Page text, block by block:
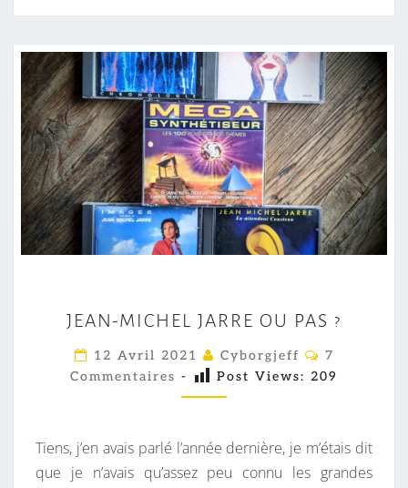
E
A
-
I
C
JEAN-MICHEL JARRE OU PAS ?
12 Avril 2021 Cyborgjeff
C
M
T
A
I
R
7
Commentaires - Post Views: 209
Tiens, j’en avais parlé l’année dernière, je m’étais dit
que je n’avais qu’assez peu connu les grandes